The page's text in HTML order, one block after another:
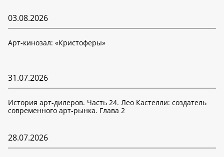
03.08.2026
Арт-кинозал: «Кристоферы»
31.07.2026
История арт-дилеров. Часть 24. Лео Кастелли: создатель
современного арт-рынка. Глава 2
28.07.2026